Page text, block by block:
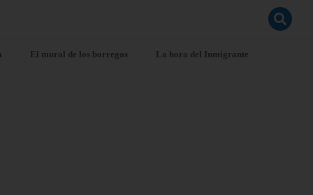
El mural de los borregos La hora del Inmigrante